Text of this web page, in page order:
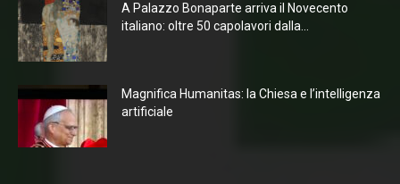
A Palazzo Bonaparte arriva il Novecento
italiano: oltre 50 capolavori dalla...
Magnifica Humanitas: la Chiesa e l’intelligenza
artificiale